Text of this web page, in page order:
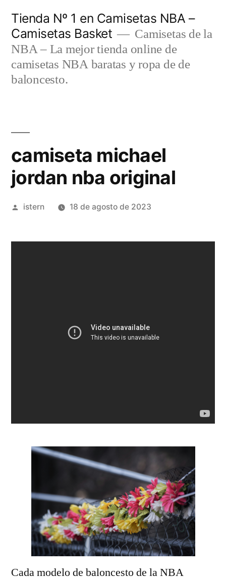
contenido
Tienda Nº 1 en Camisetas NBA –
Camisetas Basket
Camisetas de la
NBA – La mejor tienda online de
camisetas NBA baratas y ropa de de
baloncesto.
camiseta michael
jordan nba original
Publicado
istern 18 de agosto de 2023
Cada modelo de baloncesto de la NBA